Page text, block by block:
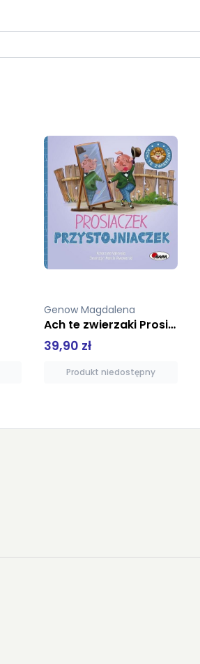
Eidman Igor
System Putina
42,99 zł
Dodaj do koszyka